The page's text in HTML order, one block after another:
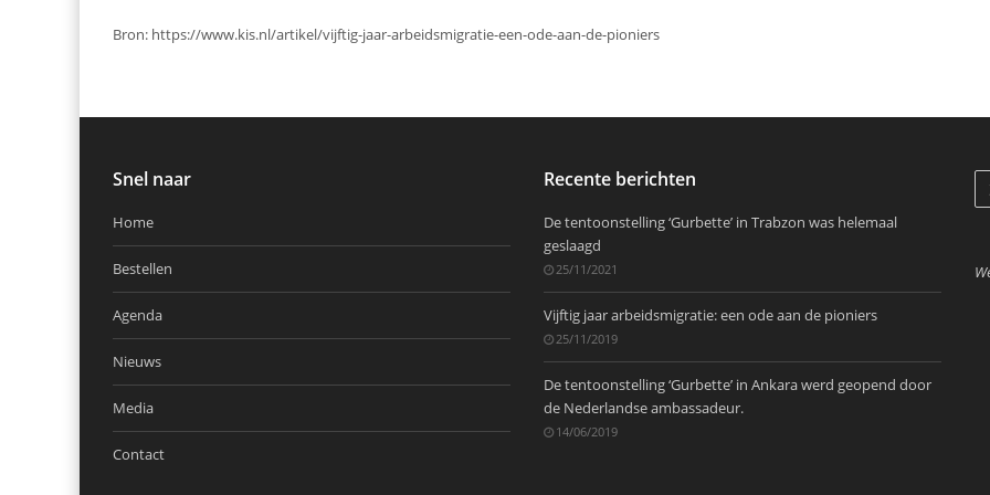
Bron: https://www.kis.nl/artikel/vijftig-jaar-arbeidsmigratie-een-ode-aan-de-pioniers
Snel naar
Home
Bestellen
Agenda
Nieuws
Media
Contact
Recente berichten
De tentoonstelling ‘Gurbette’ in Trabzon was helemaal
geslaagd
25/11/2021
Vijftig jaar arbeidsmigratie: een ode aan de pioniers
25/11/2019
De tentoonstelling ‘Gurbette’ in Ankara werd geopend door
de Nederlandse ambassadeur.
14/06/2019